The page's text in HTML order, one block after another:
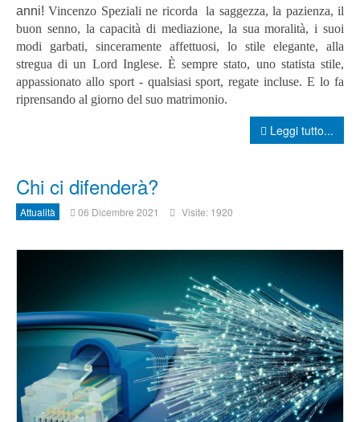
anni!Vincenzo Speziali ne ricorda
la saggezza, la pazienza, il
buon senno, la capacità di mediazione, la sua moralità, i suoi
modi garbati, sinceramente affettuosi, lo stile elegante, alla
stregua di un Lord Inglese. È sempre stato, uno statista stile,
appassionato allo sport - qualsiasi sport, regate incluse.E lo fa
riprensando al giorno del suo matrimonio.
Leggi tutto...
Chi ci difenderà?
Attualità 06 Dicembre 2021 Visite: 1920